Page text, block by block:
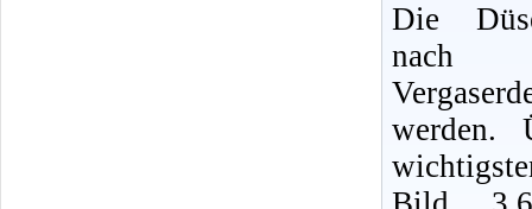
Die
nach
werden.